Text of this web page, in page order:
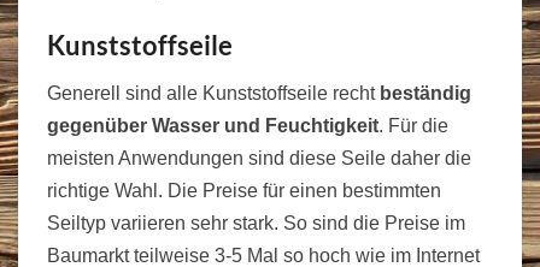
Kunststoffseile
Generell sind alle Kunststoffseile recht beständig
gegenüber Wasser und Feuchtigkeit. Für die
meisten Anwendungen sind diese Seile daher die
richtige Wahl. Die Preise für einen bestimmten
Seiltyp variieren sehr stark. So sind die Preise im
Baumarkt teilweise 3-5 Mal so hoch wie im Internet